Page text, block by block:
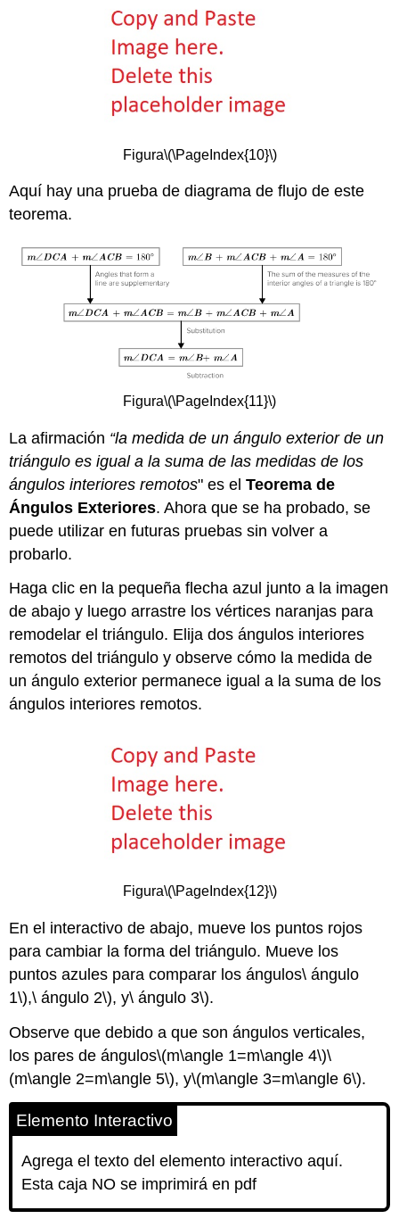
Figura\(\PageIndex{10}\)
Aquí hay una prueba de diagrama de flujo de este
teorema.
Figura\(\PageIndex{11}\)
La afirmación “la medida de un ángulo exterior de un
triángulo es igual a la suma de las medidas de los
ángulos interiores remotos" es elTeorema de
Ángulos Exteriores. Ahora que se ha probado, se
puede utilizar en futuras pruebas sin volver a
probarlo.
Haga clic en la pequeña flecha azul junto a la imagen
de abajo y luego arrastre los vértices naranjas para
remodelar el triángulo. Elija dos ángulos interiores
remotos del triángulo y observe cómo la medida de
un ángulo exterior permanece igual a la suma de los
ángulos interiores remotos.
Figura\(\PageIndex{12}\)
En el interactivo de abajo, mueve los puntos rojos
para cambiar la forma del triángulo. Mueve los
puntos azules para comparar los ángulos\ ángulo
1\),\ ángulo 2\), y\ ángulo 3\).
Observe que debido a que son ángulos verticales,
los pares de ángulos\(m\angle 1=m\angle 4\)\
(m\angle 2=m\angle 5\), y\(m\angle 3=m\angle 6\).
Elemento Interactivo
Agrega el texto del elemento interactivo aquí.
Esta caja NO se imprimirá en pdf